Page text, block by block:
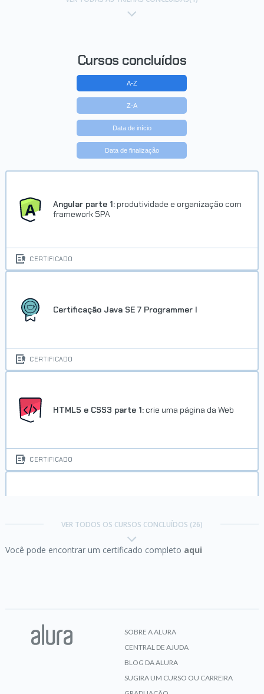
Cursos concluídos
A-Z
Z-A
Data de início
Data de finalização
Angular parte 1: produtividade e organização com
framework SPA
CERTIFICADO
Certificação Java SE 7 Programmer I
CERTIFICADO
HTML5 e CSS3 parte 1: crie uma página da Web
CERTIFICADO
VER TODOS OS CURSOS CONCLUÍDOS (26)
Você pode encontrar um certificado completo aqui
SOBRE A ALURA
CENTRAL DE AJUDA
BLOG DA ALURA
SUGIRA UM CURSO OU CARREIRA